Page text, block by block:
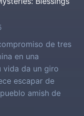
de tres
en una
vida da un giro
escapar de
amish de